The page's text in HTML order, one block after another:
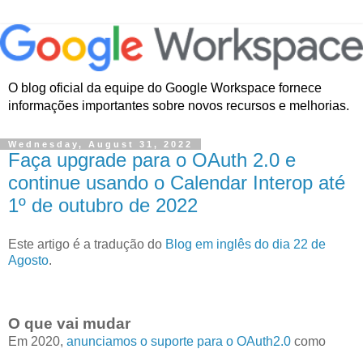
O blog oficial da equipe do Google Workspace fornece
informações importantes sobre novos recursos e melhorias.
Wednesday, August 31, 2022
Faça upgrade para o OAuth 2.0 e
continue usando o Calendar Interop até
1º de outubro de 2022
Este artigo é a tradução do Blog em inglês do dia 22 de
Agosto.
O que vai mudar
Em 2020, anunciamos o suporte para o OAuth2.0 como